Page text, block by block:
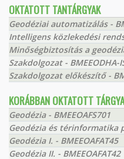
OKTATOTT TANTÁRGYAK
Geodéziai automatizálás -
Intelligens közlekedési
Minőségbiztosítás a
Szakdolgozat - BMEEODHA-
Szakdolgozat előkészítő -
KORÁBBAN OKTATOTT
Geodézia - BMEEOAFS701
Geodézia és térinformatika
Geodézia I. - BMEEOAFAT45
Geodézia II. - BMEEOAFAT42